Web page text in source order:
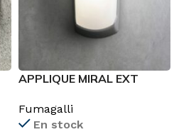
APPLIQUE MIRAL EXT
Fumagalli
En stock